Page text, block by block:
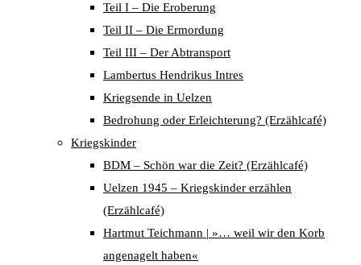
Teil I – Die Eroberung
Teil II – Die Ermordung
Teil III – Der Abtransport
Lambertus Hendrikus Intres
Kriegsende in Uelzen
Bedrohung oder Erleichterung? (Erzählcafé)
Kriegskinder
BDM – Schön war die Zeit? (Erzählcafé)
Uelzen 1945 – Kriegskinder erzählen
(Erzählcafé)
Hartmut Teichmann | »… weil wir den Korb
angenagelt haben«